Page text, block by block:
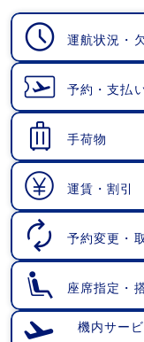
運航状況・
予約・支払
手荷物
運賃・割引
予約変更・
座席指定・
機内サー